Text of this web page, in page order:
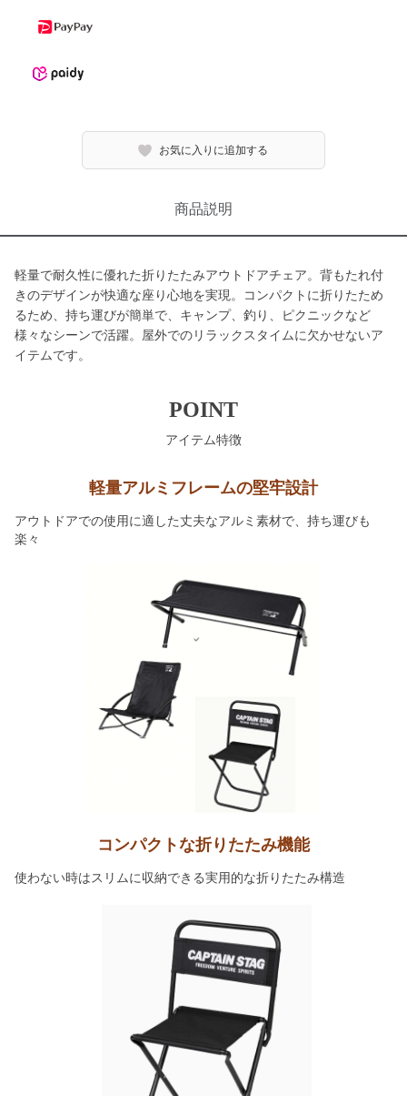
お気に入りに追加する
商品説明
軽量で耐久性に優れた折りたたみアウトドアチェア。背もたれ付
きのデザインが快適な座り心地を実現。コンパクトに折りたため
るため、持ち運びが簡単で、キャンプ、釣り、ピクニックなど
様々なシーンで活躍。屋外でのリラックスタイムに欠かせないア
イテムです。
POINT
アイテム特徴
軽量アルミフレームの堅牢設計
アウトドアでの使用に適した丈夫なアルミ素材で、持ち運びも
楽々
コンパクトな折りたたみ機能
使わない時はスリムに収納できる実用的な折りたたみ構造